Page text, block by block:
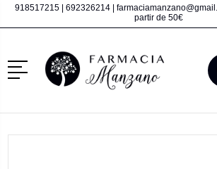
918517215 692326214
partir de 50€
Menú